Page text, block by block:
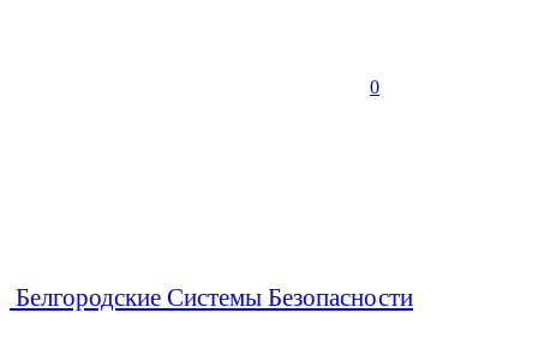
0
Белгородские Системы Безопасности